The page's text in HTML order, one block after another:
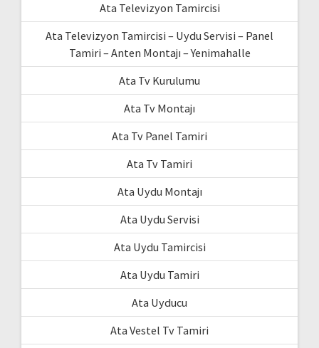
Ata Televizyon Tamircisi
Ata Televizyon Tamircisi – Uydu Servisi – Panel
Tamiri – Anten Montajı – Yenimahalle
Ata Tv Kurulumu
Ata Tv Montajı
Ata Tv Panel Tamiri
Ata Tv Tamiri
Ata Uydu Montajı
Ata Uydu Servisi
Ata Uydu Tamircisi
Ata Uydu Tamiri
Ata Uyducu
Ata Vestel Tv Tamiri